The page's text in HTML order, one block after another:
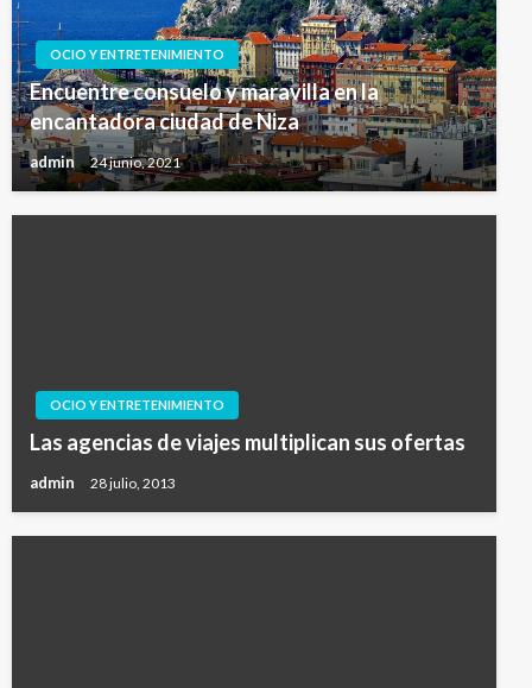
OCIO Y ENTRETENIMIENTO
Encuentre consuelo y maravilla en la
encantadora ciudad de Niza
admin 24 junio, 2021
OCIO Y ENTRETENIMIENTO
Las agencias de viajes multiplican sus ofertas
admin 28 julio, 2013